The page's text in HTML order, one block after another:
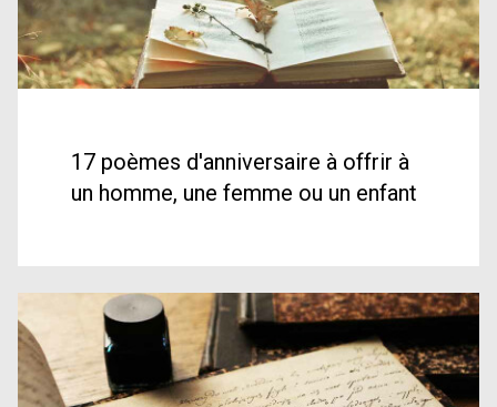
17 poèmes d'anniversaire à offrir à
un homme, une femme ou un enfant